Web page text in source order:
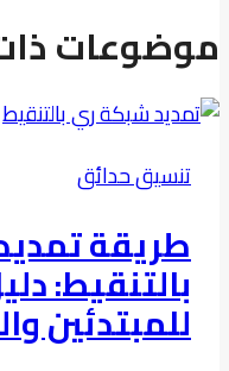
موضوعات
تنسيق حدائق
طريقة
بالتنقيط:
للمبتدئين